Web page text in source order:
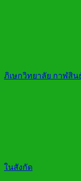
ภิเษกวิทยาลัย กาฬสิน
ในสังกัด